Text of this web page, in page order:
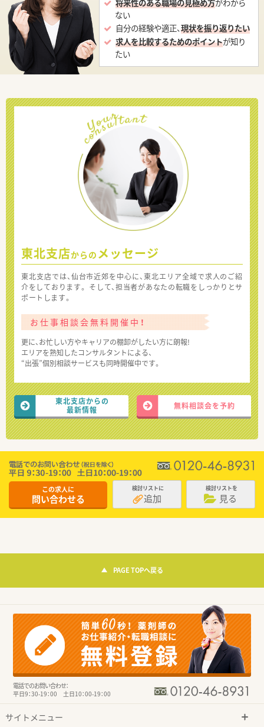
ない
自分の経験や適正、現状を振り返りたい
求人を比較するためのポイントが知り
たい
東北支店からの メッセージ
東北支店では、仙台市近郊を中心に、東北エリア全域で求人のご紹
介をしております。 そして、担当者があなたの転職をしっかりとサ
ポートします。
お仕事相談会無料開催中！
更に、お忙しい方やキャリアの棚卸がしたい方に朗報!
エリアを熟知したコンサルタントによる、
“出張”個別相談サービスも同時開催中です。
東北支店からの
最新情報
無料相談会を予約
この求人に
問い合わせる
検討リストに
追加
検討リストを
見る
PAGE TOPへ戻る
電話でのお問い合わせ：
平日9：30-19：00 土日10：00-19：00
サイトメニュー